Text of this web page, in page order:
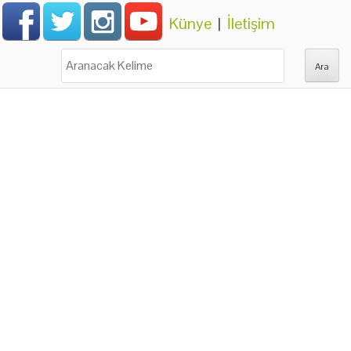
Künye | İletişim